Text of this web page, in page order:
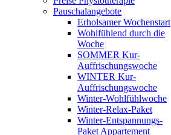
Pauschalangebote
Erholsamer Wochenstart
Wohlfühlend durch die
Woche
SOMMER Kur-
Auffrischungswoche
WINTER Kur-
Auffrischungswoche
Winter-Wohlfühlwoche
Winter-Relax-Paket
Winter-Entspannungs-
Paket Appartement